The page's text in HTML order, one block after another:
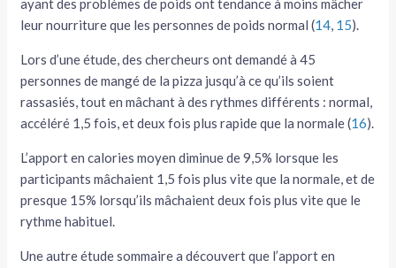
ayant des problèmes de poids ont tendance à moins mâcher
leur nourriture que les personnes de poids normal (14, 15).
Lors d’une étude, des chercheurs ont demandé à 45
personnes de mangé de la pizza jusqu’à ce qu’ils soient
rassasiés, tout en mâchant à des rythmes différents : normal,
accéléré 1,5 fois, et deux fois plus rapide que la normale (16).
L’apport en calories moyen diminue de 9,5% lorsque les
participants mâchaient 1,5 fois plus vite que la normale, et de
presque 15% lorsqu’ils mâchaient deux fois plus vite que le
rythme habituel.
Une autre étude sommaire a découvert que l’apport en